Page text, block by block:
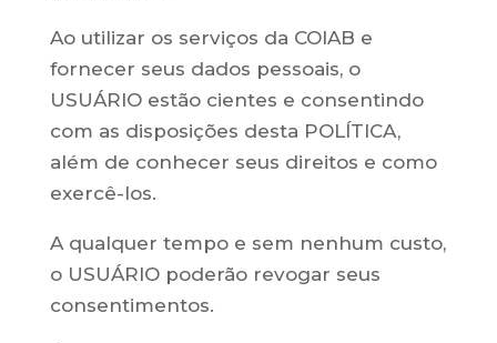
Ao utilizar os serviços da COIAB e
fornecer seus dados pessoais, o
USUÁRIO estão cientes e consentindo
com as disposições desta POLÍTICA,
além de conhecer seus direitos e como
exercê-los.
A qualquer tempo e sem nenhum custo,
o USUÁRIO poderão revogar seus
consentimentos.